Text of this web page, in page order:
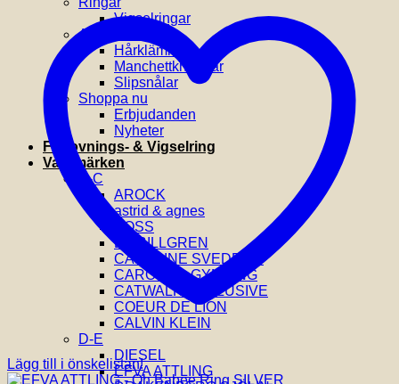
Vigselringar
Accessoarer
Hårklämmor
Manchettknappar
Slipsnålar
Shoppa nu
Erbjudanden
Nyheter
Förlovnings- & Vigselring
Varumärken
A-C
AROCK
astrid & agnes
BOSS
BY BILLGREN
CAROLINE SVEDBOM
CAROLINA GYNNING
CATWALK EXCLUSIVE
COEUR DE LION
CALVIN KLEIN
D-E
DIESEL
EFVA ATTLING
Lägg till i önskelistan!